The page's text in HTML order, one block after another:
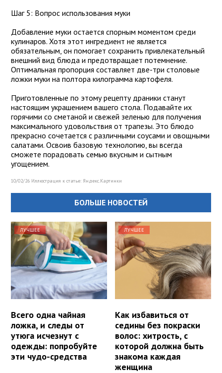
Шаг 5: Вопрос использования муки
Добавление муки остается спорным моментом среди
кулинаров. Хотя этот ингредиент не является
обязательным, он помогает сохранить привлекательный
внешний вид блюда и предотвращает потемнение.
Оптимальная пропорция составляет две-три столовые
ложки муки на полтора килограмма картофеля.
Приготовленные по этому рецепту драники станут
настоящим украшением вашего стола. Подавайте их
горячими со сметаной и свежей зеленью для получения
максимального удовольствия от трапезы. Это блюдо
прекрасно сочетается с различными соусами и овощными
салатами. Освоив базовую технологию, вы всегда
сможете порадовать семью вкусным и сытным
угощением.
10/02/26 Иллюстрация к статье: Яндекс.Картинки
БОЛЬШЕ НОВОСТЕЙ
ЛУЧШЕЕ
Всего одна чайная
ложка, и следы от
утюга исчезнут с
одежды: попробуйте
эти чудо-средства
ЛУЧШЕЕ
Как избавиться от
седины без покраски
волос: хитрость, с
которой должна быть
знакома каждая
женщина